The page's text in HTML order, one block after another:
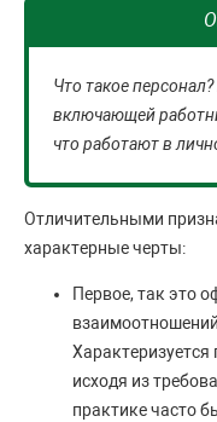
Что такое
включающей
что работают в
Отличительными
характерные черты:
Первое, так это
Характеризуется
исходя из
практике часто